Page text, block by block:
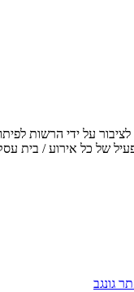
על ידי הרשות
של כל אירוע / בית
גונגב